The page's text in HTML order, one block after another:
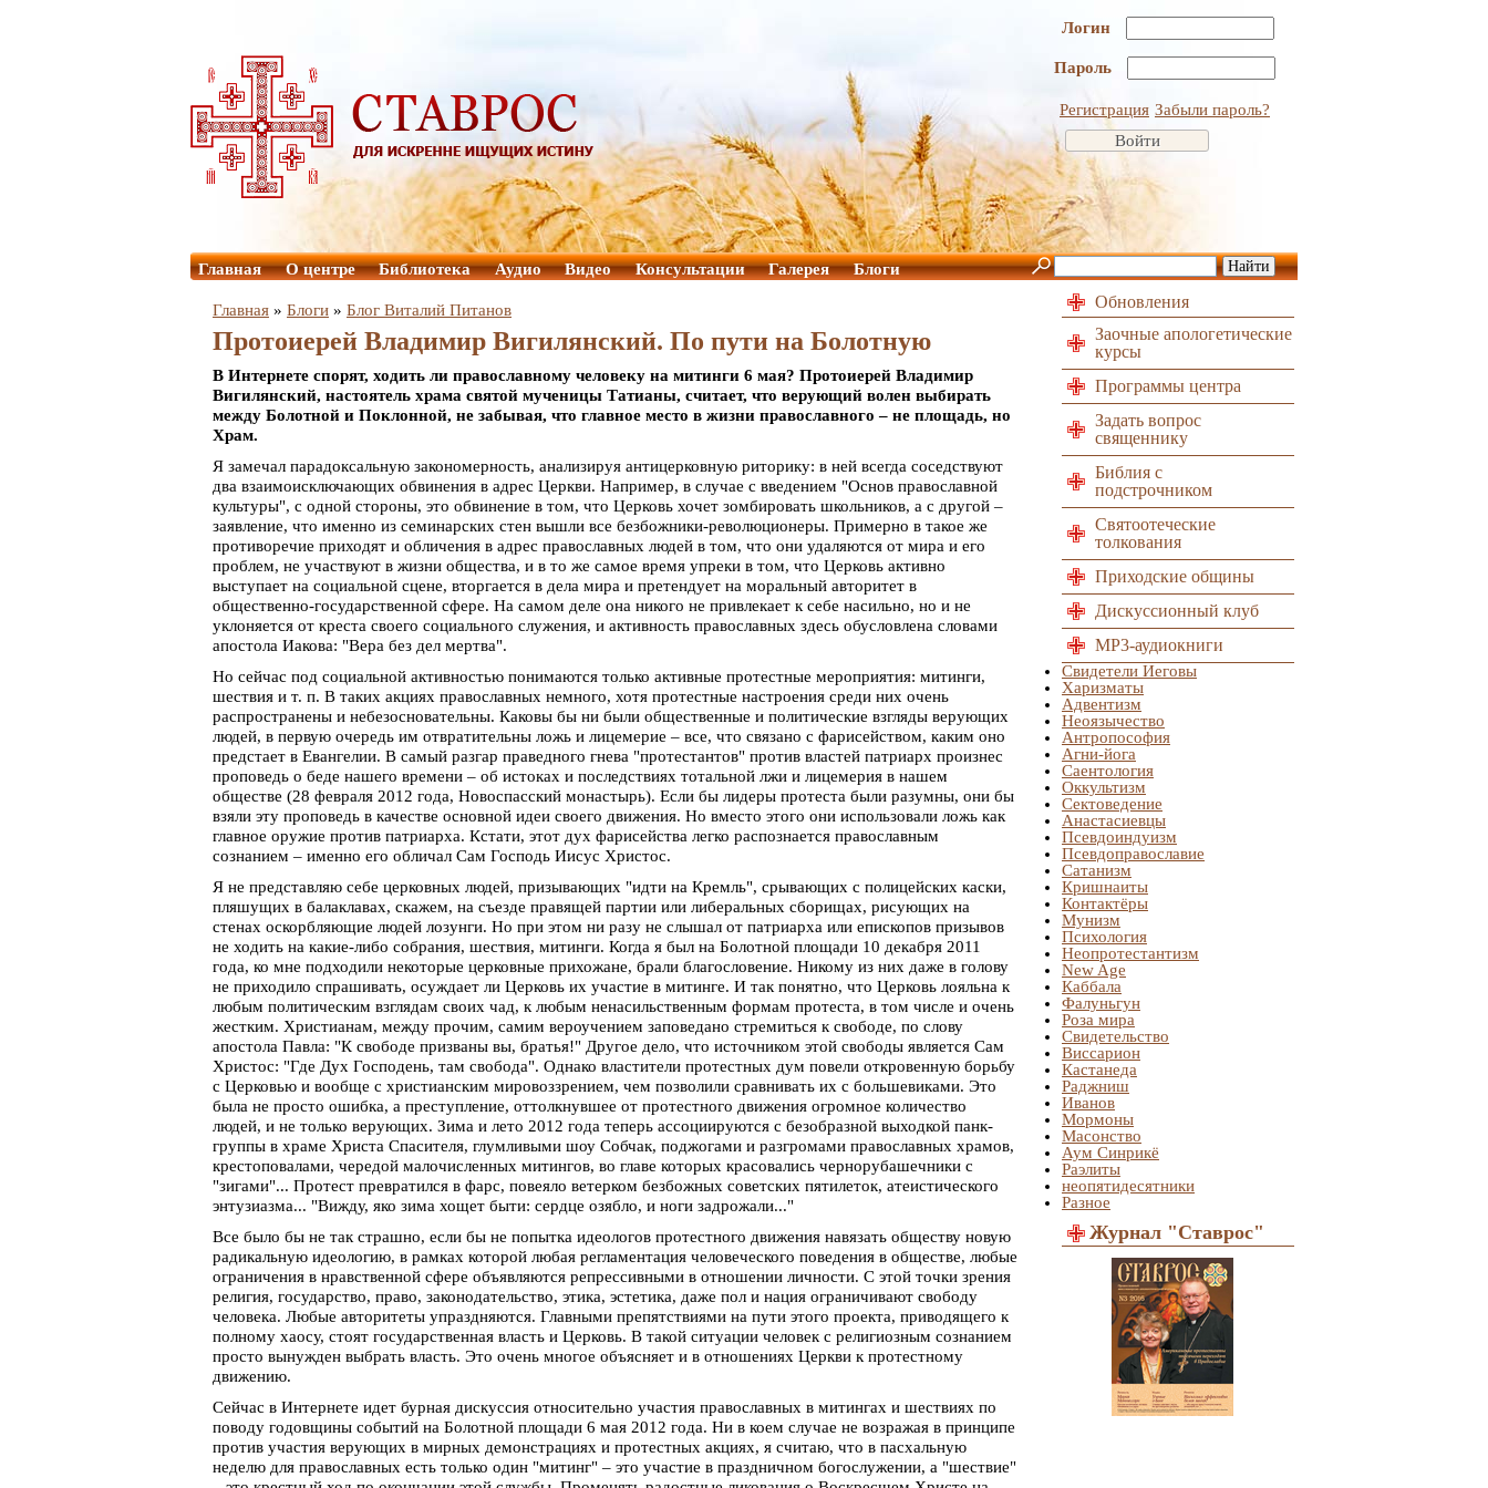
Логин
Пароль
Регистрация Забыли пароль?
Главная О центре Библиотека Аудио Видео Консультации Галерея Блоги
Главная » Блоги » Блог Виталий Питанов
Протоиерей Владимир Вигилянский. По пути на Болотную
В Интернете спорят, ходить ли православному человеку на митинги 6 мая? Протоиерей Владимир
Вигилянский, настоятель храма святой мученицы Татианы, считает, что верующий волен выбирать
между Болотной и Поклонной, не забывая, что главное место в жизни православного – не площадь, но
Храм.
Я замечал парадоксальную закономерность, анализируя антицерковную риторику: в ней всегда соседствуют
два взаимоисключающих обвинения в адрес Церкви. Например, в случае с введением "Основ православной
культуры", с одной стороны, это обвинение в том, что Церковь хочет зомбировать школьников, а с другой –
заявление, что именно из семинарских стен вышли все безбожники-революционеры. Примерно в такое же
противоречие приходят и обличения в адрес православных людей в том, что они удаляются от мира и его
проблем, не участвуют в жизни общества, и в то же самое время упреки в том, что Церковь активно
выступает на социальной сцене, вторгается в дела мира и претендует на моральный авторитет в
общественно-государственной сфере. На самом деле она никого не привлекает к себе насильно, но и не
уклоняется от креста своего социального служения, и активность православных здесь обусловлена словами
апостола Иакова: "Вера без дел мертва".
Но сейчас под социальной активностью понимаются только активные протестные мероприятия: митинги,
шествия и т. п. В таких акциях православных немного, хотя протестные настроения среди них очень
распространены и небезосновательны. Каковы бы ни были общественные и политические взгляды верующих
людей, в первую очередь им отвратительны ложь и лицемерие – все, что связано с фарисейством, каким оно
предстает в Евангелии. В самый разгар праведного гнева "протестантов" против властей патриарх произнес
проповедь о беде нашего времени – об истоках и последствиях тотальной лжи и лицемерия в нашем
обществе (28 февраля 2012 года, Новоспасский монастырь). Если бы лидеры протеста были разумны, они бы
взяли эту проповедь в качестве основной идеи своего движения. Но вместо этого они использовали ложь как
главное оружие против патриарха. Кстати, этот дух фарисейства легко распознается православным
сознанием – именно его обличал Сам Господь Иисус Христос.
Я не представляю себе церковных людей, призывающих "идти на Кремль", срывающих с полицейских каски,
пляшущих в балаклавах, скажем, на съезде правящей партии или либеральных сборищах, рисующих на
стенах оскорбляющие людей лозунги. Но при этом ни разу не слышал от патриарха или епископов призывов
не ходить на какие-либо собрания, шествия, митинги. Когда я был на Болотной площади 10 декабря 2011
года, ко мне подходили некоторые церковные прихожане, брали благословение. Никому из них даже в голову
не приходило спрашивать, осуждает ли Церковь их участие в митинге. И так понятно, что Церковь лояльна к
любым политическим взглядам своих чад, к любым ненасильственным формам протеста, в том числе и очень
жестким. Христианам, между прочим, самим вероучением заповедано стремиться к свободе, по слову
апостола Павла: "К свободе призваны вы, братья!" Другое дело, что источником этой свободы является Сам
Христос: "Где Дух Господень, там свобода". Однако властители протестных дум повели откровенную борьбу
с Церковью и вообще с христианским мировоззрением, чем позволили сравнивать их с большевиками. Это
была не просто ошибка, а преступление, оттолкнувшее от протестного движения огромное количество
людей, и не только верующих. Зима и лето 2012 года теперь ассоциируются с безобразной выходкой панк-
группы в храме Христа Спасителя, глумливыми шоу Собчак, поджогами и разгромами православных храмов,
крестоповалами, чередой малочисленных митингов, во главе которых красовались чернорубашечники с
"зигами"... Протест превратился в фарс, повеяло ветерком безбожных советских пятилеток, атеистического
энтузиазма... "Вижду, яко зима хощет быти: сердце озябло, и ноги задрожали..."
Все было бы не так страшно, если бы не попытка идеологов протестного движения навязать обществу новую
радикальную идеологию, в рамках которой любая регламентация человеческого поведения в обществе, любые
ограничения в нравственной сфере объявляются репрессивными в отношении личности. С этой точки зрения
религия, государство, право, законодательство, этика, эстетика, даже пол и нация ограничивают свободу
человека. Любые авторитеты упраздняются. Главными препятствиями на пути этого проекта, приводящего к
полному хаосу, стоят государственная власть и Церковь. В такой ситуации человек с религиозным сознанием
просто вынужден выбрать власть. Это очень многое объясняет и в отношениях Церкви к протестному
движению.
Сейчас в Интернете идет бурная дискуссия относительно участия православных в митингах и шествиях по
поводу годовщины событий на Болотной площади 6 мая 2012 года. Ни в коем случае не возражая в принципе
против участия верующих в мирных демонстрациях и протестных акциях, я считаю, что в пасхальную
неделю для православных есть только один "митинг" – это участие в праздничном богослужении, а "шествие"
Обновления
Заочные апологетические
курсы
Программы центра
Задать вопрос
священнику
Библия с
подстрочником
Святоотеческие
толкования
Приходские общины
Дискуссионный клуб
MP3-аудиокниги
Свидетели Иеговы
Харизматы
Адвентизм
Неоязычество
Антропософия
Агни-йога
Саентология
Оккультизм
Сектоведение
Анастасиевцы
Псевдоиндуизм
Псевдоправославие
Сатанизм
Кришнаиты
Контактёры
Мунизм
Психология
Неопротестантизм
New Age
Каббала
Фалуньгун
Роза мира
Свидетельство
Виссарион
Кастанеда
Раджниш
Иванов
Мормоны
Масонство
Аум Синрикё
Раэлиты
неопятидесятники
Разное
Журнал "Ставрос"